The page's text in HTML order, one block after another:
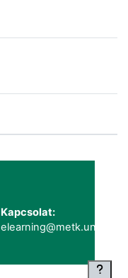
Kapcsolat: